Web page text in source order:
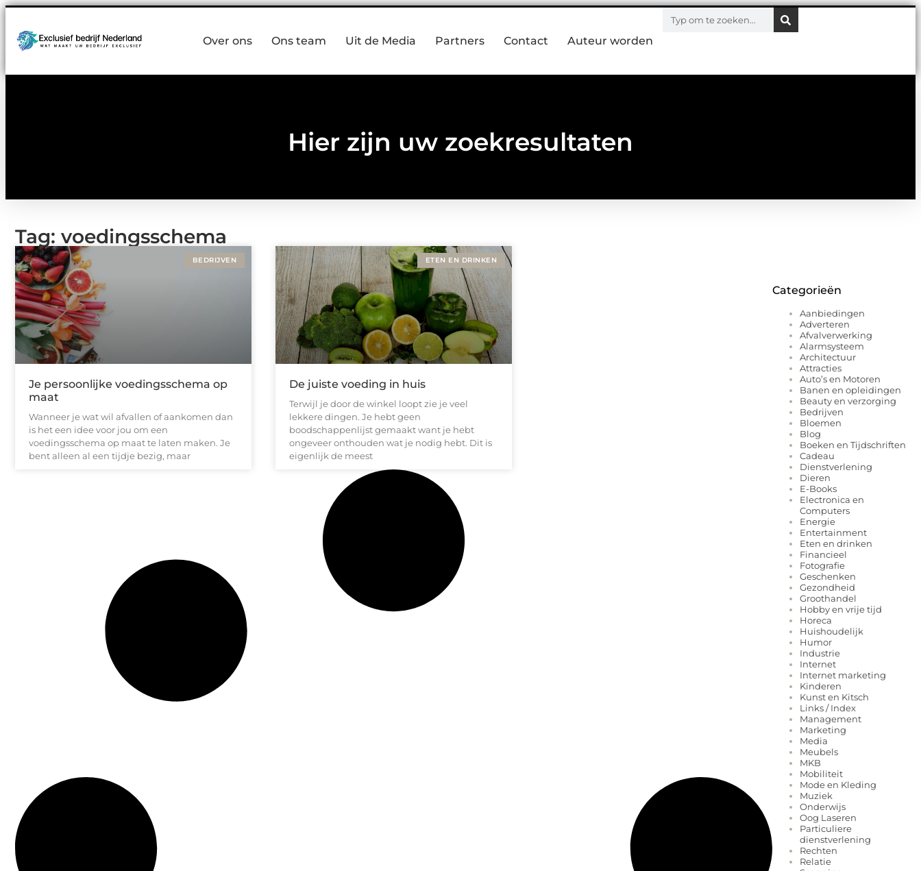
Over ons Ons team Uit de Media Partners Contact Auteur worden
Hier zijn uw zoekresultaten
Tag: voedingsschema
BEDRIJVEN
Je persoonlijke voedingsschema op
maat
Wanneer je wat wil afvallen of aankomen dan
is het een idee voor jou om een
voedingsschema op maat te laten maken. Je
bent alleen al een tijdje bezig, maar
ETEN EN DRINKEN
De juiste voeding in huis
Terwijl je door de winkel loopt zie je veel
lekkere dingen. Je hebt geen
boodschappenlijst gemaakt want je hebt
ongeveer onthouden wat je nodig hebt. Dit is
eigenlijk de meest
Categorieën
Aanbiedingen
Adverteren
Afvalverwerking
Alarmsysteem
Architectuur
Attracties
Auto’s en Motoren
Banen en opleidingen
Beauty en verzorging
Bedrijven
Bloemen
Blog
Boeken en Tijdschriften
Cadeau
Dienstverlening
Dieren
E-Books
Electronica en
Computers
Energie
Entertainment
Eten en drinken
Financieel
Fotografie
Geschenken
Gezondheid
Groothandel
Hobby en vrije tijd
Horeca
Huishoudelijk
Humor
Industrie
Internet
Internet marketing
Kinderen
Kunst en Kitsch
Links / Index
Management
Marketing
Media
Meubels
MKB
Mobiliteit
Mode en Kleding
Muziek
Onderwijs
Oog Laseren
Particuliere
dienstverlening
Rechten
Relatie